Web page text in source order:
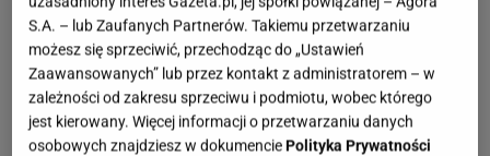
S.A. – lub Zaufanych Partnerów. Takiemu przetwarzaniu
możesz się sprzeciwić, przechodząc do „Ustawień
Zaawansowanych” lub przez kontakt z administratorem – w
zależności od zakresu sprzeciwu i podmiotu, wobec którego
jest kierowany. Więcej informacji o przetwarzaniu danych
osobowych znajdziesz w dokumenciePolityka Prywatności